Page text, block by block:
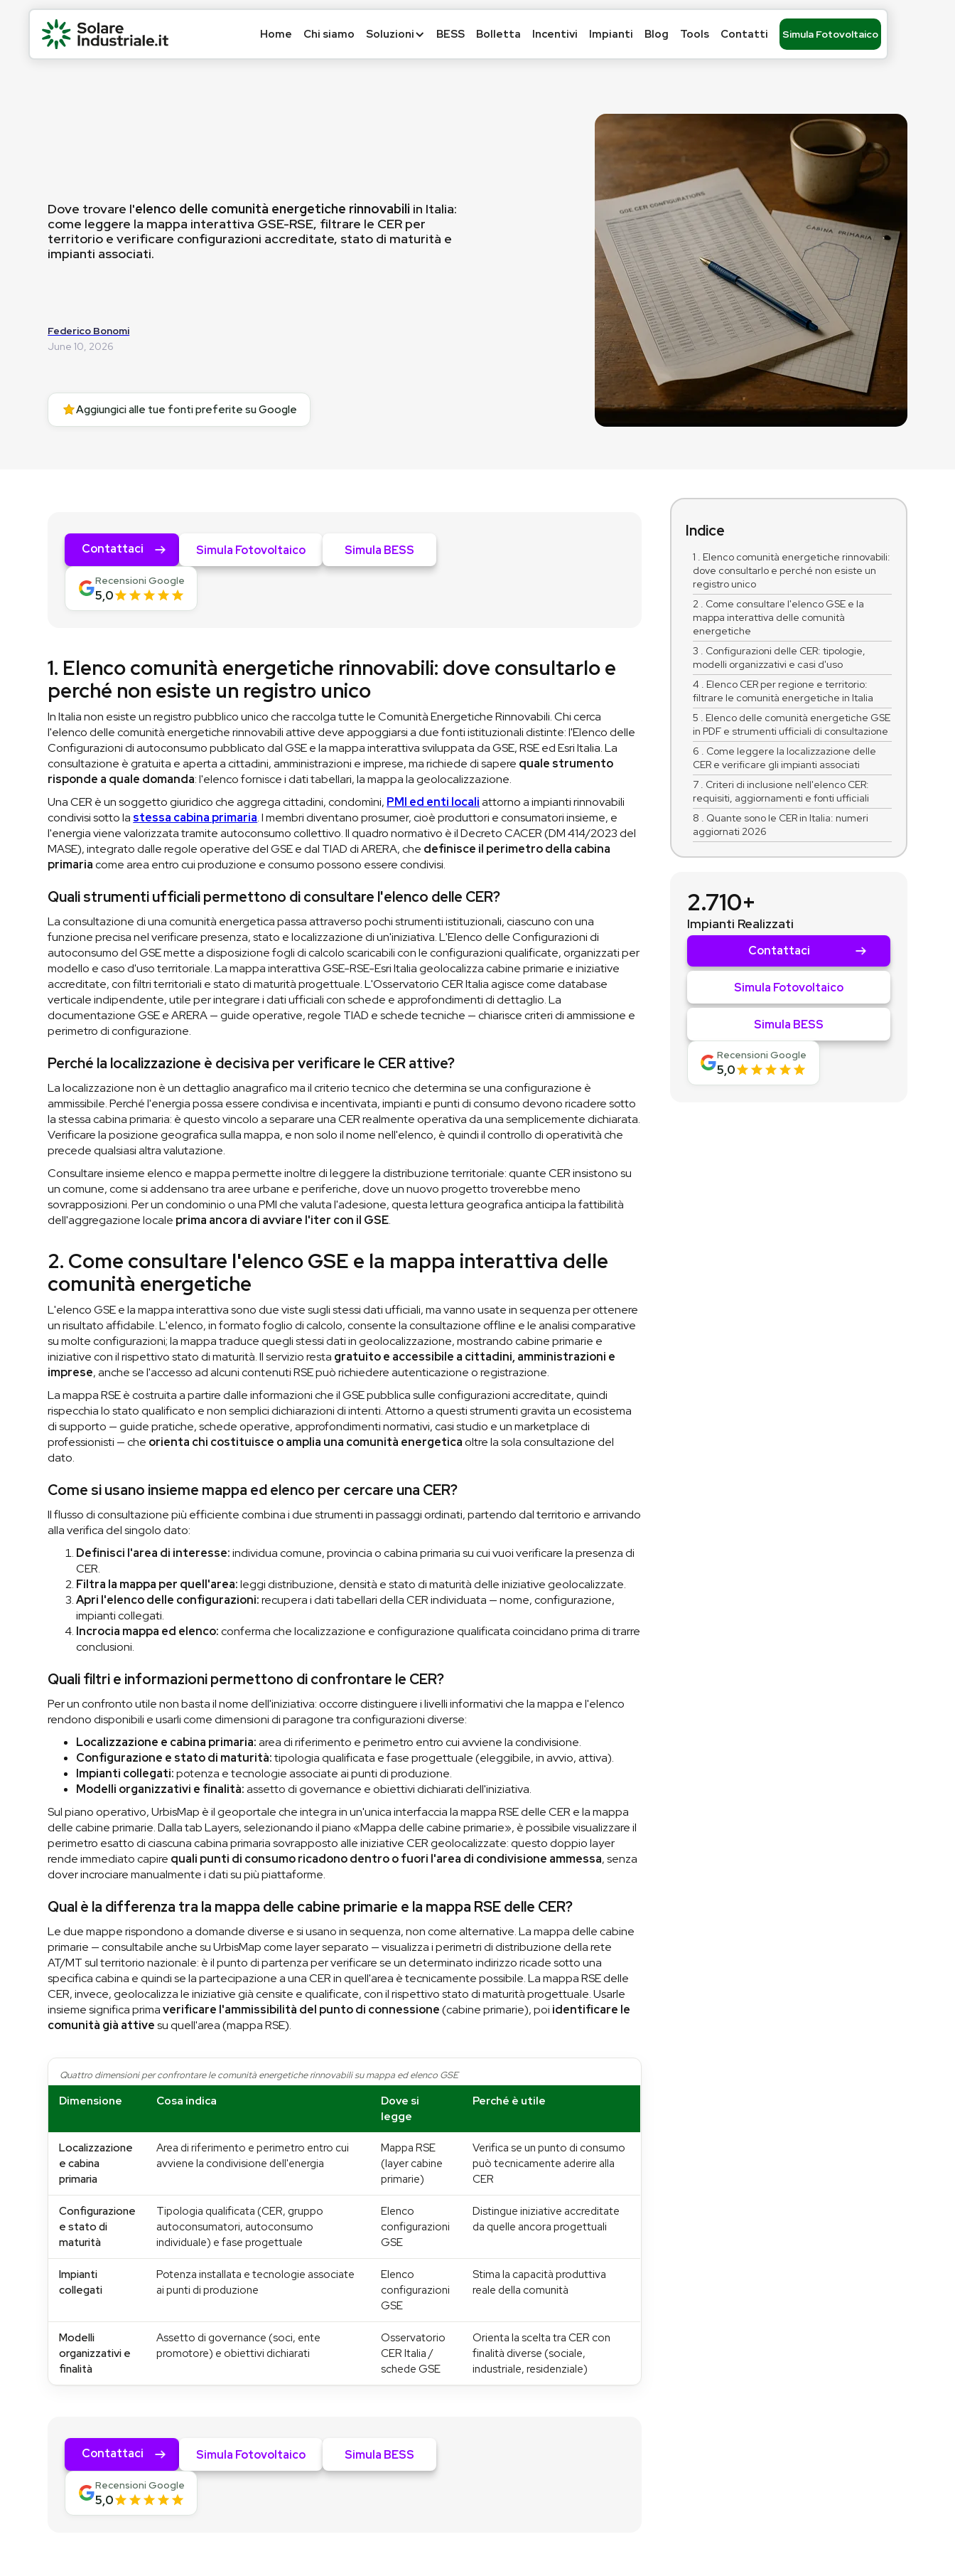
Home Chi siamo Soluzioni BESS Bolletta Incentivi Impianti Blog Tools Contatti Simula Fotovoltaico
Dove trovare l'elenco delle comunità energetiche rinnovabili in Italia:
come leggere la mappa interattiva GSE-RSE, filtrare le CER per
territorio e verificare configurazioni accreditate, stato di maturità e
impianti associati.
Federico Bonomi
June 10, 2026
Aggiungici alle tue fonti preferite su Google
Contattaci Simula Fotovoltaico Simula BESS
Recensioni Google
5,0
1. Elenco comunità energetiche rinnovabili: dove consultarlo e
perché non esiste un registro unico
In Italia non esiste un registro pubblico unico che raccolga tutte le Comunità Energetiche Rinnovabili. Chi cerca
l'elenco delle comunità energetiche rinnovabili attive deve appoggiarsi a due fonti istituzionali distinte: l'Elenco delle
Configurazioni di autoconsumo pubblicato dal GSE e la mappa interattiva sviluppata da GSE, RSE ed Esri Italia. La
consultazione è gratuita e aperta a cittadini, amministrazioni e imprese, ma richiede di sapere quale strumento
risponde a quale domanda: l'elenco fornisce i dati tabellari, la mappa la geolocalizzazione.
Una CER è un soggetto giuridico che aggrega cittadini, condomìni, PMI ed enti localiattorno a impianti rinnovabili
condivisi sotto la stessa cabina primaria. I membri diventano prosumer, cioè produttori e consumatori insieme, e
l'energia viene valorizzata tramite autoconsumo collettivo. Il quadro normativo è il Decreto CACER (DM 414/2023 del
MASE), integrato dalle regole operative del GSE e dal TIAD di ARERA, che definisce il perimetro della cabina
primariacome area entro cui produzione e consumo possono essere condivisi.
Quali strumenti ufficiali permettono di consultare l'elenco delle CER?
La consultazione di una comunità energetica passa attraverso pochi strumenti istituzionali, ciascuno con una
funzione precisa nel verificare presenza, stato e localizzazione di un'iniziativa. L'Elenco delle Configurazioni di
autoconsumo del GSE mette a disposizione fogli di calcolo scaricabili con le configurazioni qualificate, organizzati per
modello e caso d'uso territoriale. La mappa interattiva GSE-RSE-Esri Italia geolocalizza cabine primarie e iniziative
accreditate, con filtri territoriali e stato di maturità progettuale. L'Osservatorio CER Italia agisce come database
verticale indipendente, utile per integrare i dati ufficiali con schede e approfondimenti di dettaglio. La
documentazione GSE e ARERA — guide operative, regole TIAD e schede tecniche — chiarisce criteri di ammissione e
perimetro di configurazione.
Perché la localizzazione è decisiva per verificare le CER attive?
La localizzazione non è un dettaglio anagrafico ma il criterio tecnico che determina se una configurazione è
ammissibile. Perché l'energia possa essere condivisa e incentivata, impianti e punti di consumo devono ricadere sotto
la stessa cabina primaria: è questo vincolo a separare una CER realmente operativa da una semplicemente dichiarata.
Verificare la posizione geografica sulla mappa, e non solo il nome nell'elenco, è quindi il controllo di operatività che
precede qualsiasi altra valutazione.
Consultare insieme elenco e mappa permette inoltre di leggere la distribuzione territoriale: quante CER insistono su
un comune, come si addensano tra aree urbane e periferiche, dove un nuovo progetto troverebbe meno
sovrapposizioni. Per un condominio o una PMI che valuta l'adesione, questa lettura geografica anticipa la fattibilità
dell'aggregazione locale prima ancora di avviare l'iter con il GSE.
2. Come consultare l'elenco GSE e la mappa interattiva delle
comunità energetiche
L'elenco GSE e la mappa interattiva sono due viste sugli stessi dati ufficiali, ma vanno usate in sequenza per ottenere
un risultato affidabile. L'elenco, in formato foglio di calcolo, consente la consultazione offline e le analisi comparative
su molte configurazioni; la mappa traduce quegli stessi dati in geolocalizzazione, mostrando cabine primarie e
iniziative con il rispettivo stato di maturità. Il servizio resta gratuito e accessibile a cittadini, amministrazioni e
imprese, anche se l'accesso ad alcuni contenuti RSE può richiedere autenticazione o registrazione.
La mappa RSE è costruita a partire dalle informazioni che il GSE pubblica sulle configurazioni accreditate, quindi
rispecchia lo stato qualificato e non semplici dichiarazioni di intenti. Attorno a questi strumenti gravita un ecosistema
di supporto — guide pratiche, schede operative, approfondimenti normativi, casi studio e un marketplace di
professionisti — che orienta chi costituisce o amplia una comunità energeticaoltre la sola consultazione del
dato.
Come si usano insieme mappa ed elenco per cercare una CER?
Il flusso di consultazione più efficiente combina i due strumenti in passaggi ordinati, partendo dal territorio e arrivando
alla verifica del singolo dato:
Definisci l'area di interesse:individua comune, provincia o cabina primaria su cui vuoi verificare la presenza di
CER.
Filtra la mappa per quell'area:leggi distribuzione, densità e stato di maturità delle iniziative geolocalizzate.
Apri l'elenco delle configurazioni:recupera i dati tabellari della CER individuata — nome, configurazione,
impianti collegati.
Incrocia mappa ed elenco:conferma che localizzazione e configurazione qualificata coincidano prima di trarre
conclusioni.
Quali filtri e informazioni permettono di confrontare le CER?
Per un confronto utile non basta il nome dell'iniziativa: occorre distinguere i livelli informativi che la mappa e l'elenco
rendono disponibili e usarli come dimensioni di paragone tra configurazioni diverse:
Localizzazione e cabina primaria:area di riferimento e perimetro entro cui avviene la condivisione.
Configurazione e stato di maturità:tipologia qualificata e fase progettuale (eleggibile, in avvio, attiva).
Impianti collegati:potenza e tecnologie associate ai punti di produzione.
Modelli organizzativi e finalità:assetto di governance e obiettivi dichiarati dell'iniziativa.
Sul piano operativo, UrbisMap è il geoportale che integra in un'unica interfaccia la mappa RSE delle CER e la mappa
delle cabine primarie. Dalla tab Layers, selezionando il piano «Mappa delle cabine primarie», è possibile visualizzare il
perimetro esatto di ciascuna cabina primaria sovrapposto alle iniziative CER geolocalizzate: questo doppio layer
rende immediato capire quali punti di consumo ricadono dentro o fuori l'area di condivisione ammessa, senza
dover incrociare manualmente i dati su più piattaforme.
Qual è la differenza tra la mappa delle cabine primarie e la mappa RSE delle CER?
Le due mappe rispondono a domande diverse e si usano in sequenza, non come alternative. La mappa delle cabine
primarie — consultabile anche su UrbisMap come layer separato — visualizza i perimetri di distribuzione della rete
AT/MT sul territorio nazionale: è il punto di partenza per verificare se un determinato indirizzo ricade sotto una
specifica cabina e quindi se la partecipazione a una CER in quell'area è tecnicamente possibile. La mappa RSE delle
CER, invece, geolocalizza le iniziative già censite e qualificate, con il rispettivo stato di maturità progettuale. Usarle
insieme significa primaverificare l'ammissibilità del punto di connessione(cabine primarie), poi identificare le
comunità già attivesu quell'area (mappa RSE).
Quattro dimensioni per confrontare le comunità energetiche rinnovabili su mappa ed elenco GSE
Dimensione Cosa indica
Dove si
legge
Perché è utile
Localizzazione
e cabina
primaria
Area di riferimento e perimetro entro cui
avviene la condivisione dell'energia
Mappa RSE
(layer cabine
primarie)
Verifica se un punto di consumo
può tecnicamente aderire alla
CER
Configurazione
e stato di
maturità
Tipologia qualificata (CER, gruppo
autoconsumatori, autoconsumo
individuale) e fase progettuale
Elenco
configurazioni
GSE
Distingue iniziative accreditate
da quelle ancora progettuali
Impianti
collegati
Potenza installata e tecnologie associate
ai punti di produzione
Elenco
configurazioni
GSE
Stima la capacità produttiva
reale della comunità
Modelli
organizzativi e
finalità
Assetto di governance (soci, ente
promotore) e obiettivi dichiarati
Osservatorio
CER Italia /
schede GSE
Orienta la scelta tra CER con
finalità diverse (sociale,
industriale, residenziale)
Contattaci Simula Fotovoltaico Simula BESS
Recensioni Google
5,0
Indice
1 . Elenco comunità energetiche rinnovabili:
dove consultarlo e perché non esiste un
registro unico
2 . Come consultare l'elenco GSE e la
mappa interattiva delle comunità
energetiche
3 . Configurazioni delle CER: tipologie,
modelli organizzativi e casi d'uso
4 . Elenco CER per regione e territorio:
filtrare le comunità energetiche in Italia
5 . Elenco delle comunità energetiche GSE
in PDF e strumenti ufficiali di consultazione
6 . Come leggere la localizzazione delle
CER e verificare gli impianti associati
7 . Criteri di inclusione nell'elenco CER:
requisiti, aggiornamenti e fonti ufficiali
8 . Quante sono le CER in Italia: numeri
aggiornati 2026
2.710+
Impianti Realizzati
Contattaci
Simula Fotovoltaico
Simula BESS
Recensioni Google
5,0